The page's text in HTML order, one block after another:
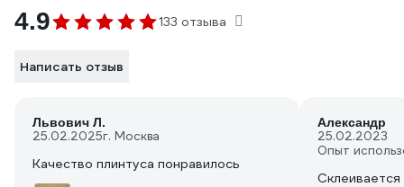
4.9 133 отзыва
Написать отзыв
Львович Л.
25.02.2025г. Москва
Качество плинтуса понравилось
Александр
25.02.2023
Опыт